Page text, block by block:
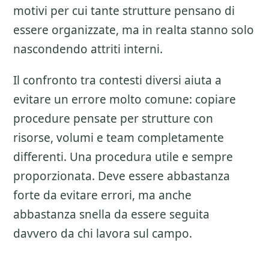
motivi per cui tante strutture pensano di
essere organizzate, ma in realta stanno solo
nascondendo attriti interni.
Il confronto tra contesti diversi aiuta a
evitare un errore molto comune: copiare
procedure pensate per strutture con
risorse, volumi e team completamente
differenti. Una procedura utile e sempre
proporzionata. Deve essere abbastanza
forte da evitare errori, ma anche
abbastanza snella da essere seguita
davvero da chi lavora sul campo.